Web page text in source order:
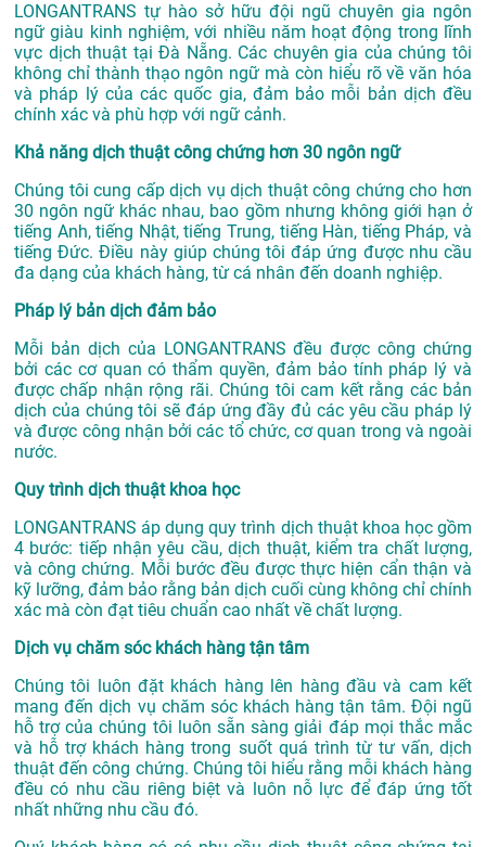
LONGANTRANS tự hào sở hữu đội ngũ chuyên gia ngôn
ngữ giàu kinh nghiệm, với nhiều năm hoạt động trong lĩnh
vực dịch thuật tại Đà Nẵng. Các chuyên gia của chúng tôi
không chỉ thành thạo ngôn ngữ mà còn hiểu rõ về văn hóa
và pháp lý của các quốc gia, đảm bảo mỗi bản dịch đều
chính xác và phù hợp với ngữ cảnh.
Khả năng dịch thuật công chứng hơn 30 ngôn ngữ
Chúng tôi cung cấp dịch vụ dịch thuật công chứng cho hơn
30 ngôn ngữ khác nhau, bao gồm nhưng không giới hạn ở
tiếng Anh, tiếng Nhật, tiếng Trung, tiếng Hàn, tiếng Pháp, và
tiếng Đức. Điều này giúp chúng tôi đáp ứng được nhu cầu
đa dạng của khách hàng, từ cá nhân đến doanh nghiệp.
Pháp lý bản dịch đảm bảo
Mỗi bản dịch của LONGANTRANS đều được công chứng
bởi các cơ quan có thẩm quyền, đảm bảo tính pháp lý và
được chấp nhận rộng rãi. Chúng tôi cam kết rằng các bản
dịch của chúng tôi sẽ đáp ứng đầy đủ các yêu cầu pháp lý
và được công nhận bởi các tổ chức, cơ quan trong và ngoài
nước.
Quy trình dịch thuật khoa học
LONGANTRANS áp dụng quy trình dịch thuật khoa học gồm
4 bước: tiếp nhận yêu cầu, dịch thuật, kiểm tra chất lượng,
và công chứng. Mỗi bước đều được thực hiện cẩn thận và
kỹ lưỡng, đảm bảo rằng bản dịch cuối cùng không chỉ chính
xác mà còn đạt tiêu chuẩn cao nhất về chất lượng.
Dịch vụ chăm sóc khách hàng tận tâm
Chúng tôi luôn đặt khách hàng lên hàng đầu và cam kết
mang đến dịch vụ chăm sóc khách hàng tận tâm. Đội ngũ
hỗ trợ của chúng tôi luôn sẵn sàng giải đáp mọi thắc mắc
và hỗ trợ khách hàng trong suốt quá trình từ tư vấn, dịch
thuật đến công chứng. Chúng tôi hiểu rằng mỗi khách hàng
đều có nhu cầu riêng biệt và luôn nỗ lực để đáp ứng tốt
nhất những nhu cầu đó.